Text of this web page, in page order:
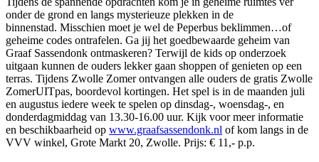
onder de grond en langs mysterieuze plekken in de
binnenstad. Misschien moet je wel de Peperbus beklimmen…of
geheime codes ontrafelen. Ga jij het goedbewaarde geheim van
Graaf Sassendonk ontmaskeren? Terwijl de kids op onderzoek
uitgaan kunnen de ouders lekker gaan shoppen of genieten op een
terras. Tijdens Zwolle Zomer ontvangen alle ouders de gratis Zwolle
ZomerUITpas, boordevol kortingen. Het spel is in de maanden juli
en augustus iedere week te spelen op dinsdag-, woensdag-, en
donderdagmiddag van 13.30-16.00 uur. Kijk voor meer informatie
en beschikbaarheid op www.graafsassendonk.nl of kom langs in de
VVV winkel, Grote Markt 20, Zwolle. Prijs: € 11,- p.p.